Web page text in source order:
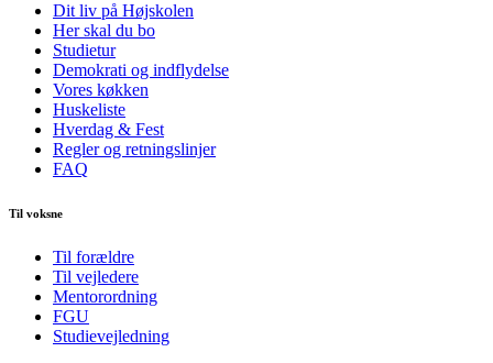
Dit liv på Højskolen
Her skal du bo
Studietur
Demokrati og indflydelse
Vores køkken
Huskeliste
Hverdag & Fest
Regler og retningslinjer
FAQ
Til voksne
Til forældre
Til vejledere
Mentorordning
FGU
Studievejledning